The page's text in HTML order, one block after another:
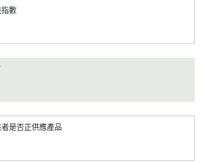
數
是否正供應產品